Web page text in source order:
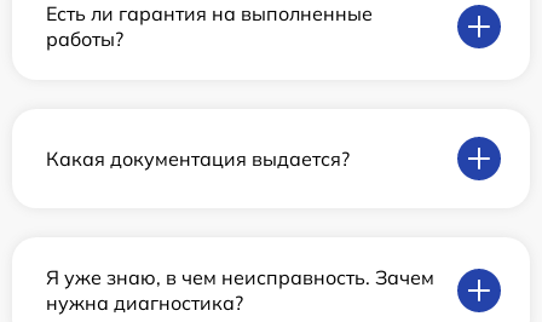
Есть ли гарантия на выполненные
работы?
Какая документация выдается?
Я уже знаю, в чем неисправность. Зачем
нужна диагностика?